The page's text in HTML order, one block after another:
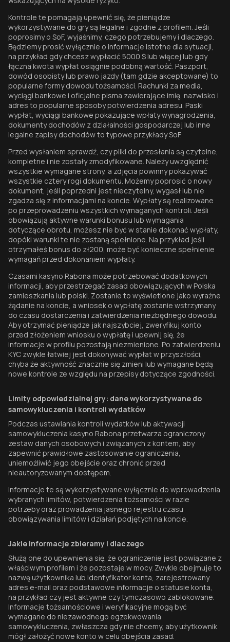
Kontrole te pomagają upewnić się, że pieniądze
wykorzystywane do gry są legalne i zgodne z profilem. Jeśli
poprosimy o SoF, wyjaśnimy, czego potrzebujemy i dlaczego.
Będziemy prosić wyłącznie o informacje istotne dla sytuacji,
na przykład gdy chcesz wypłacić 5000 $ lub więcej lub gdy
łączna kwota wypłat osiągnie podobną wartość. Paszport,
dowód osobisty lub prawo jazdy (tam gdzie akceptowane) to
popularne formy dowodu tożsamości. Rachunki za media,
wyciągi bankowe i oficjalne pisma zawierające imię, nazwisko i
adres to popularne sposoby potwierdzenia adresu. Paski
wypłat, wyciągi bankowe pokazujące wpłaty wynagrodzenia,
dokumenty dochodów z działalności gospodarczej lub inne
legalne zapisy dochodów to typowe przykłady SoF.
Przed wysłaniem sprawdź, czy pliki do przesłania są czytelne,
kompletne i nie zostały zmodyfikowane. Należy uwzględnić
wszystkie wymagane strony, a zdjęcia powinny pokazywać
wszystkie cztery rogi dokumentu. Możemy poprosić o nowy
dokument, jeśli poprzedni jest nieczytelny, wygasł lub nie
zgadza się z informacjami na koncie. Wypłaty są realizowane
po przeprowadzeniu wszystkich wymaganych kontroli. Jeśli
obowiązują aktywne warunki bonusu lub wymagania
dotyczące obrotu, możesz nie być w stanie dokonać wypłaty,
dopóki warunki te nie zostaną spełnione. Na przykład jeśli
otrzymałeś bonus do zł200, może być konieczne spełnienie
wymagań przed dokonaniem wypłaty.
Czasami kasyno Rabona może potrzebować dodatkowych
informacji, aby przestrzegać zasad obowiązujących w Polska
zamieszkania lub polski. Zostanie to wyświetlone jako wyraźne
żądanie na koncie, a wniosek o wypłatę zostanie wstrzymany
do czasu dostarczenia i zatwierdzenia niezbędnego dowodu.
Aby otrzymać pieniądze jak najszybciej, zweryfikuj konto
przed złożeniem wniosku o wypłatę i upewnij się, że
informacje w profilu pozostają niezmienione. Po zatwierdzeniu
KYC zwykle łatwiej jest dokonywać wypłat w przyszłości,
chyba że aktywność znacznie się zmieni lub wymagane będą
nowe kontrole ze względu na przepisy dotyczące zgodności.
Limity odpowiedzialnej gry: dane wykorzystywane do
samowykluczenia i kontroli wydatków
Podczas ustawiania kontroli wydatków lub aktywacji
samowykluczenia kasyno Rabona przetwarza ograniczony
zestaw danych osobowych i związanych z kontem, aby
zapewnić prawidłowe zastosowanie ograniczenia,
uniemożliwić jego obejście oraz chronić przed
nieautoryzowanym dostępem.
Informacje te są wykorzystywane wyłącznie do wprowadzenia
wybranych limitów, potwierdzenia tożsamości w razie
potrzeby oraz prowadzenia jasnego rejestru czasu
obowiązywania limitów i działań podjętych na koncie.
Jakie informacje zbieramy i dlaczego
Służą one do upewnienia się, że ograniczenie jest powiązane z
właściwym profilem i że pozostaje w mocy. Zwykle obejmuje to
nazwę użytkownika lub identyfikator konta, zarejestrowany
adres e-mail oraz podstawowe informacje o statusie konta,
na przykład czy jest aktywne czy tymczasowo zablokowane.
Informacje tożsamościowe i weryfikacyjne mogą być
wymagane do niezawodnego egzekwowania
samowykluczenia, zwłaszcza gdy nie chcemy, aby użytkownik
mógł założyć nowe konto w celu obejścia zasad.